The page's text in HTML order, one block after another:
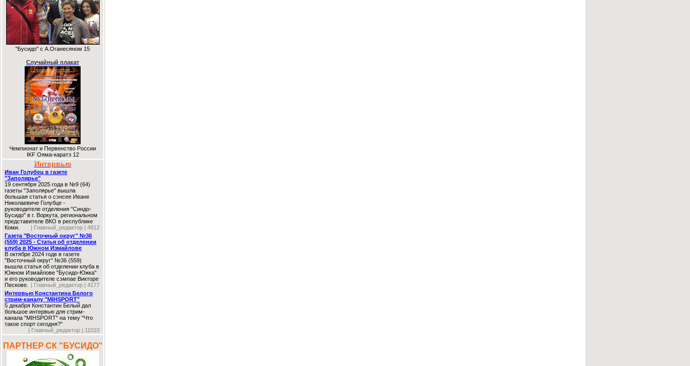
"Бусидо" с А.Оганесяном 15
Случайный плакат
Чемпионат и Первенство России
IKF Ояма-каратэ 12
Интервью
Иван Голубец в газете
"Заполярье"
19 сентября 2025 года в №9 (64)
газеты "Заполярье" вышла
большая статья о сэнсее Иване
Николаевиче Голубце -
руководителе отделения "Синдо-
Бусидо" в г. Воркута, региональном
представителе ВКО в республике
Коми.
| Главный_редактор | 4812
Газета "Восточный округ" №36
(559) 2025 - Статья об отделении
клуба в Южном Измайлове
В октябре 2024 годв в газете
"Восточный округ" №36 (559)
вышла статья об отделении клуба в
Южном Измайлове "Бусидо-Южка"
и его руководителе сэмпае Викторе
Пескове.
| Главный_редактор | 4177
Интервью Константина Белого
стрим-каналу "MIHSPORT"
5 декабря Константин Белый дал
большое интервью для стрим-
канала "MIHSPORT" на тему "Что
такое спорт сегодня?"
| Главный_редактор | 11010
ПАРТНЕР СК "БУСИДО"